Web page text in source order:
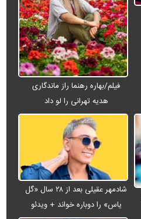
فیلم/بهاره رهنما راز ماندگاری
هدیه تهرانی را لو داد
شادمهر عقیلی بعد از ۲۸ سال «گل
یاس» را دوباره خواند + ویدئو